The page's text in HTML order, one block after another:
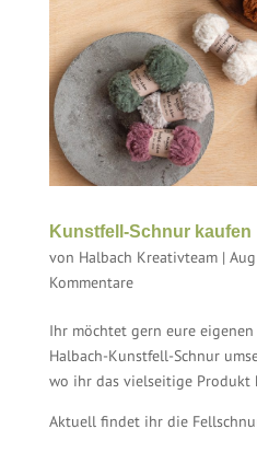
Kunstfell-Schnur kaufen
von Halbach Kreativteam|
Kommentare
Ihr möchtet gern eure
Halbach-Kunstfell-Schnur
wo ihr das vielseitige Produkt
Aktuell findet ihr die